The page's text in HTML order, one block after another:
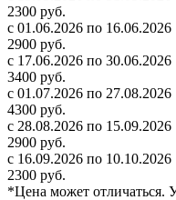
2300 руб.
с 01.06.2026 по 16.06.2026
2900 руб.
с 17.06.2026 по 30.06.2026
3400 руб.
с 01.07.2026 по 27.08.2026
4300 руб.
с 28.08.2026 по 15.09.2026
2900 руб.
с 16.09.2026 по 10.10.2026
2300 руб.
*Цена может отличаться.